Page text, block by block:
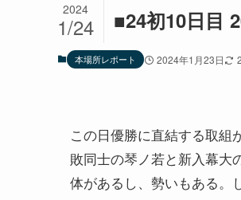
■24初10日目
2024
1/24
本場所レポート 2024年1月23日
この日優勝に直結する取組
敗同士の琴ノ若と新入幕大
体があるし、勢いもある。